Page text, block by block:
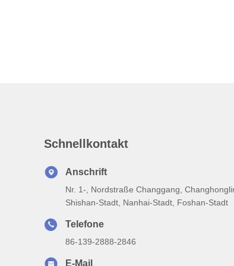
Schnellkontakt
Anschrift
Nr. 1-, Nordstraße Changgang,
Shishan-Stadt, Nanhai-Stadt, Foshan-Stadt
Telefone
86-139-2888-2846
E-Mail